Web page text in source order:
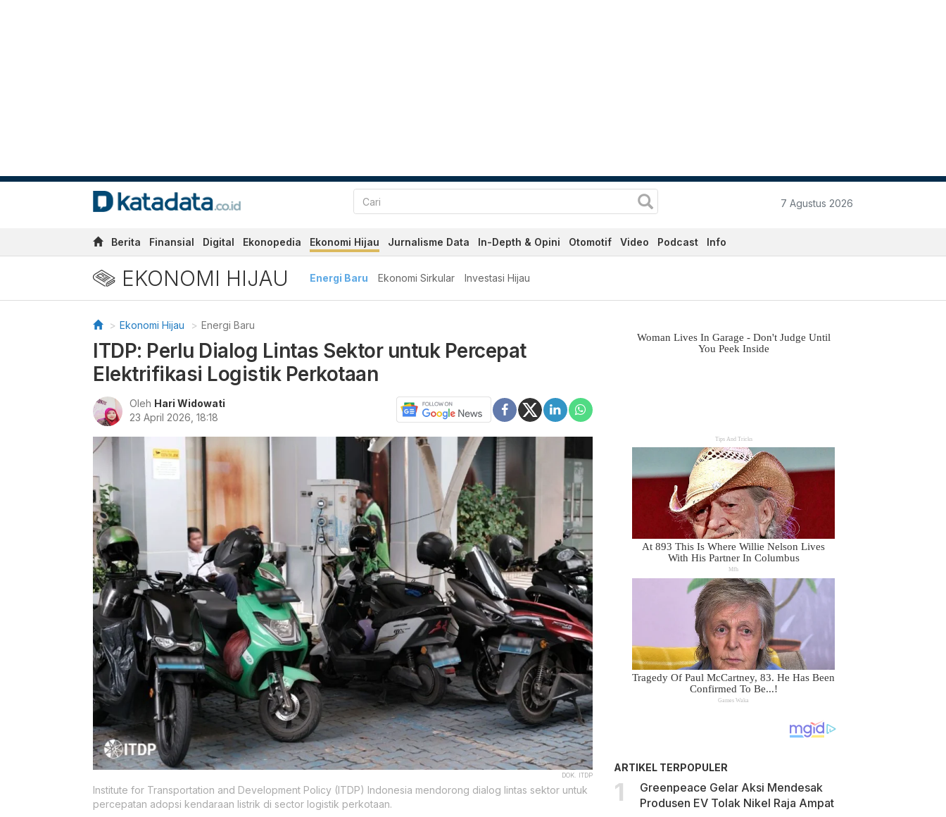
7 Agustus 2026
Berita Finansial Digital Ekonopedia Ekonomi Hijau Jurnalisme Data In-Depth & Opini Otomotif Video Podcast Info
EKONOMI HIJAU Energi Baru Ekonomi Sirkular Investasi Hijau
Ekonomi Hijau Energi Baru
ITDP: Perlu Dialog Lintas Sektor untuk Percepat
Elektrifikasi Logistik Perkotaan
Oleh Hari Widowati
23 April 2026, 18:18
DOK. ITDP
Institute for Transportation and Development Policy (ITDP) Indonesia mendorong dialog lintas sektor untuk
percepatan adopsi kendaraan listrik di sector logistik perkotaan.
ARTIKEL TERPOPULER
Greenpeace Gelar Aksi Mendesak
Produsen EV Tolak Nikel Raja Ampat